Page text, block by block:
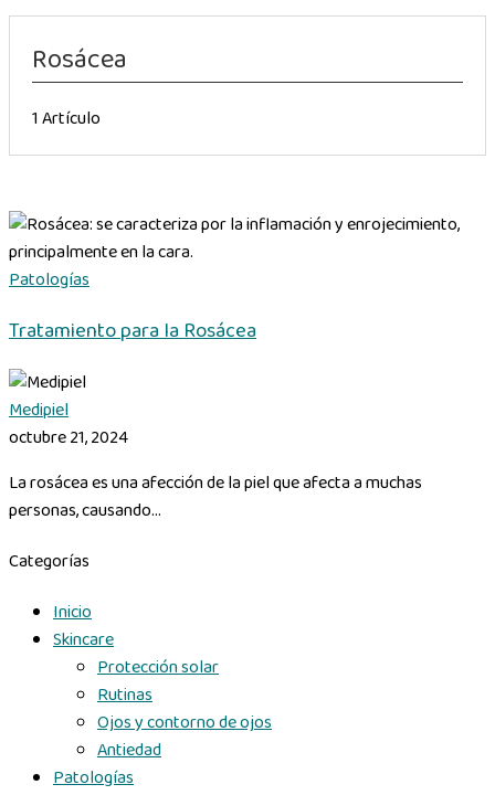
Rosácea
1 Artículo
Patologías
Tratamiento para la Rosácea
Medipiel
octubre 21, 2024
La rosácea es una afección de la piel que afecta a muchas
personas, causando...
Categorías
Inicio
Skincare
Protección solar
Rutinas
Ojos y contorno de ojos
Antiedad
Patologías